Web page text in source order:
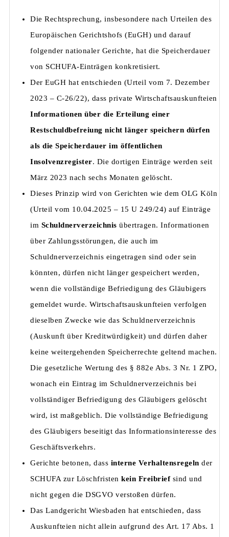
Die Rechtsprechung, insbesondere nach Urteilen des
Europäischen Gerichtshofs (EuGH) und darauf
folgender nationaler Gerichte, hat die Speicherdauer
von SCHUFA-Einträgen konkretisiert.
Der EuGH hat entschieden (Urteil vom 7. Dezember
2023 – C-26/22), dass private Wirtschaftsauskunfteien
Informationen über die Erteilung einer
Restschuldbefreiung nicht länger speichern dürfen
als die Speicherdauer im öffentlichen
Insolvenzregister. Die dortigen Einträge werden seit
März 2023 nach sechs Monaten gelöscht.
Dieses Prinzip wird von Gerichten wie dem OLG Köln
(Urteil vom 10.04.2025 – 15 U 249/24) auf Einträge
im Schuldnerverzeichnis übertragen. Informationen
über Zahlungsstörungen, die auch im
Schuldnerverzeichnis eingetragen sind oder sein
könnten, dürfen nicht länger gespeichert werden,
wenn die vollständige Befriedigung des Gläubigers
gemeldet wurde. Wirtschaftsauskunfteien verfolgen
dieselben Zwecke wie das Schuldnerverzeichnis
(Auskunft über Kreditwürdigkeit) und dürfen daher
keine weitergehenden Speicherrechte geltend machen.
Die gesetzliche Wertung des § 882e Abs. 3 Nr. 1 ZPO,
wonach ein Eintrag im Schuldnerverzeichnis bei
vollständiger Befriedigung des Gläubigers gelöscht
wird, ist maßgeblich. Die vollständige Befriedigung
des Gläubigers beseitigt das Informationsinteresse des
Geschäftsverkehrs.
Gerichte betonen, dass interne Verhaltensregeln der
SCHUFA zur Löschfristen kein Freibriefsind und
nicht gegen die DSGVO verstoßen dürfen.
Das Landgericht Wiesbaden hat entschieden, dass
Auskunfteien nicht allein aufgrund des Art. 17 Abs. 1